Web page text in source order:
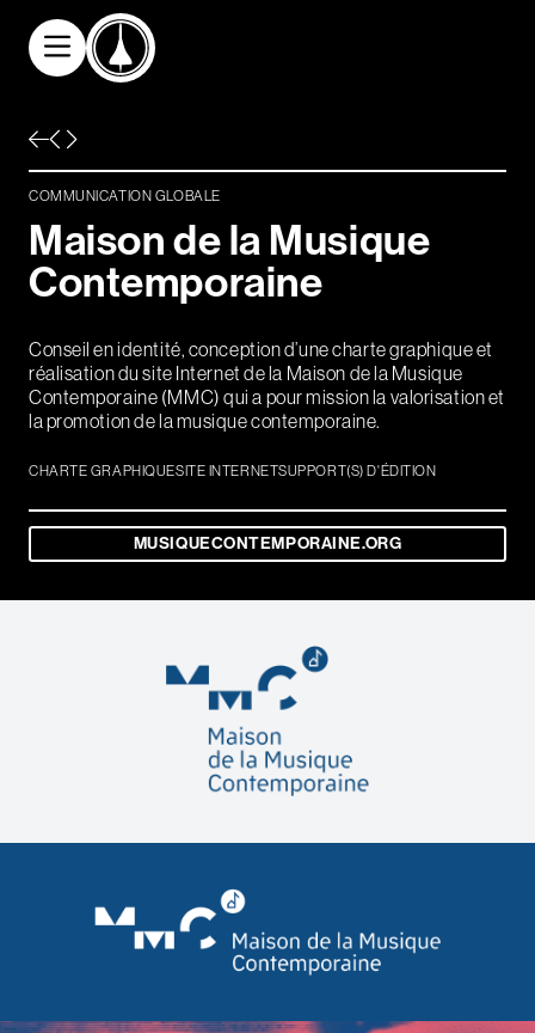
Aller au contenu principal
COMMUNICATION GLOBALE
Maisondela Musique
Contemporaine
Conseil en identité, conception d’une charte graphique et
réalisation du site Internet de la Maison de la Musique
Contemporaine (MMC) qui a pour mission la valorisation et
la promotion de la musique contemporaine.
CHARTE GRAPHIQUESITE INTERNETSUPPORT(S) D'ÉDITION
MUSIQUECONTEMPORAINE.ORG
Communication
digitale
Communication
graphique
billetterie/crm
/web/app
L'agence
Contact